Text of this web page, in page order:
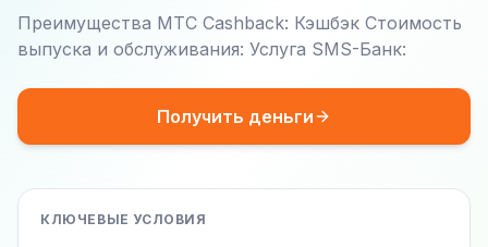
Преимущества МТС Cashback: Кэшбэк Стоимость
выпуска и обслуживания: Услуга SMS-Банк:
Получить деньги
КЛЮЧЕВЫЕ УСЛОВИЯ